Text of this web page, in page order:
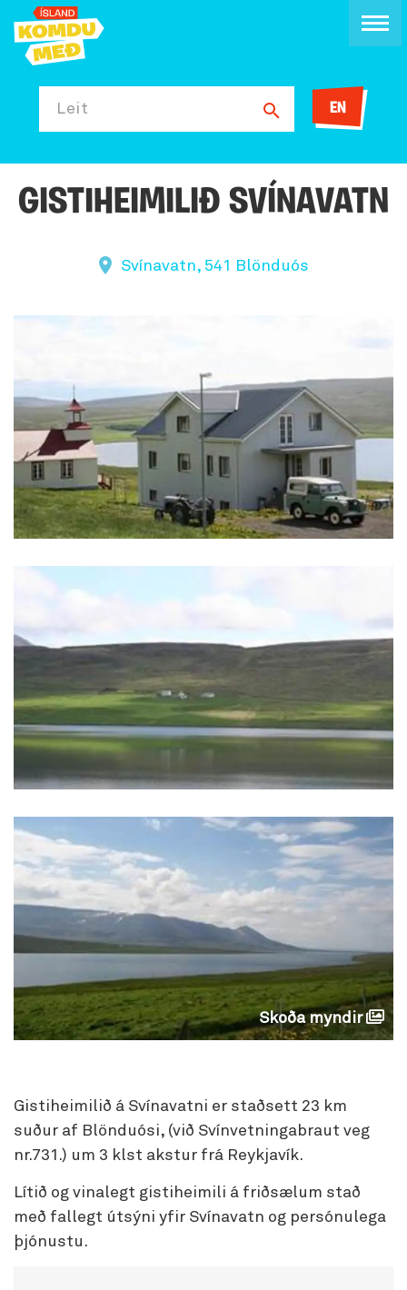
Leit EN
GISTIHEIMILIÐ SVÍNAVATN
Svínavatn, 541 Blönduós
Skoða myndir
Gistiheimilið á Svínavatni er staðsett 23 km
suður af Blönduósi, (við Svínvetningabraut veg
nr.731.) um 3 klst akstur frá Reykjavík.
Lítið og vinalegt gistiheimili á friðsælum stað
með fallegt útsýni yfir Svínavatn og persónulega
þjónustu.